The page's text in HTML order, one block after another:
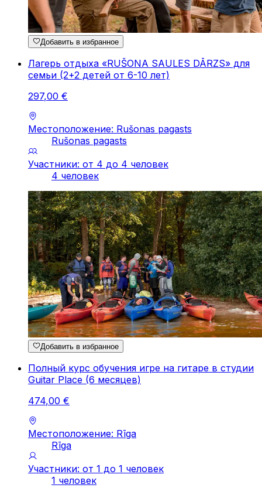
Добавить в избранное
Лагерь отдыха «RUŠONA SAULES DĀRZS» для
семьи (2+2 детей от 6-10 лет)
297,00 €
Местоположение: Rušonas pagasts
Rušonas pagasts
Участники: от 4 до 4 человек
4 человек
Добавить в избранное
Полный курс обучения игре на гитаре в студии
Guitar Place (6 месяцев)
474,00 €
Местоположение: Rīga
Rīga
Участники: от 1 до 1 человек
1 человек